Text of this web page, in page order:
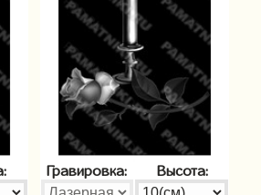
Гравировка: Высота: